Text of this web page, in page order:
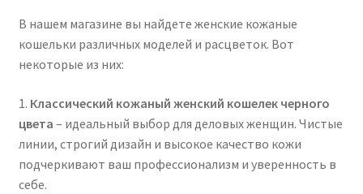
В нашем магазине вы найдете женские кожаные
кошельки различных моделей и расцветок. Вот
некоторые из них:
1. Классический кожаный женский кошелек черного
цвета – идеальный выбор для деловых женщин. Чистые
линии, строгий дизайн и высокое качество кожи
подчеркивают ваш профессионализм и уверенность в
себе.